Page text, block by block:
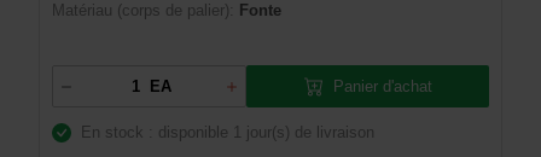
Matériau (corps de palier):
Fonte
EA Panier d'achat
En stock : disponible 1 jour(s) de livraison